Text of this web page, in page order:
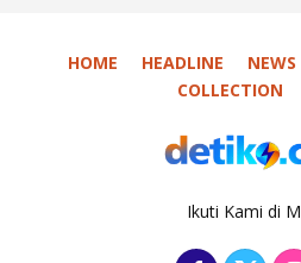
HOME HEADLINE NEWS
COLLECTION
Ikuti Kami di